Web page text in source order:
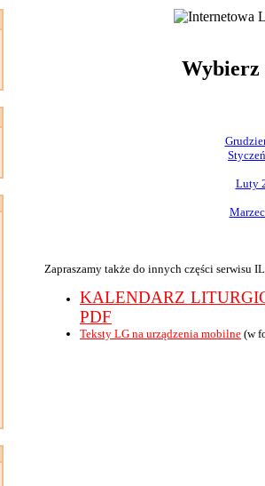
Wybierz
Luty
Zapraszamy także do innych części serwisu
KALENDARZ
PDF
Teksty LG na urządzenia mobilne (w